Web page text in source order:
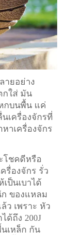
ยอย่าง
กใส่ มัน
กบนพื้น แค่
เครื่องจักรที่
าเครื่องจักร
โชคดีหรือ
รื่องจักร รั่ว
ป็นเบาได้
ของแหลม
ว เพราะ หัว
ด้ถึง 200J
เหล็ก กัน